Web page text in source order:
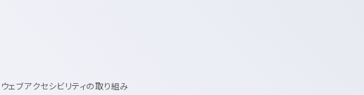
ウェブアクセシビリティの取り組み